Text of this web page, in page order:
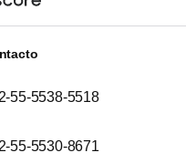
55-5538-5518
55-5530-8671